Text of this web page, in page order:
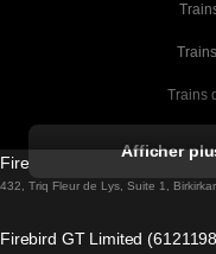
Trains
Afficher
Firebird GT Limited (OC
432, Triq Fleur de Lys, Suite 1,
Firebird GT Limited